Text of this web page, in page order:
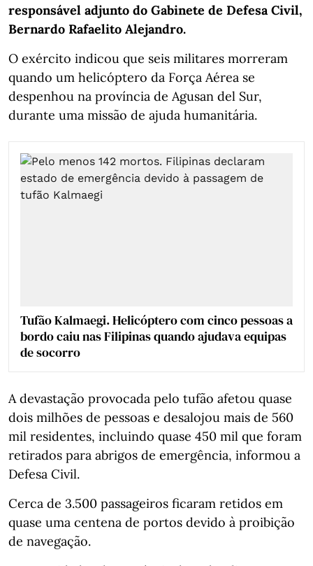
responsável adjunto do Gabinete de Defesa Civil,
Bernardo Rafaelito Alejandro.
O exército indicou que seis militares morreram
quando um helicóptero da Força Aérea se
despenhou na província de Agusan del Sur,
durante uma missão de ajuda humanitária.
Tufão Kalmaegi. Helicóptero com cinco pessoas a
bordo caiu nas Filipinas quando ajudava equipas
de socorro
A devastação provocada pelo tufão afetou quase
dois milhões de pessoas e desalojou mais de 560
mil residentes, incluindo quase 450 mil que foram
retirados para abrigos de emergência, informou a
Defesa Civil.
Cerca de 3.500 passageiros ficaram retidos em
quase uma centena de portos devido à proibição
de navegação.